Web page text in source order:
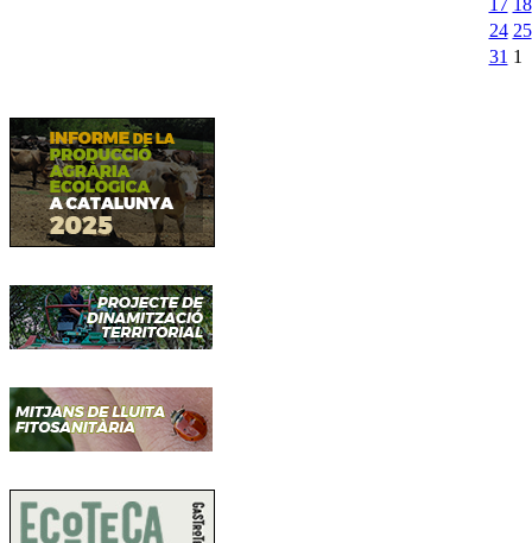
17 18
24 25
31 1